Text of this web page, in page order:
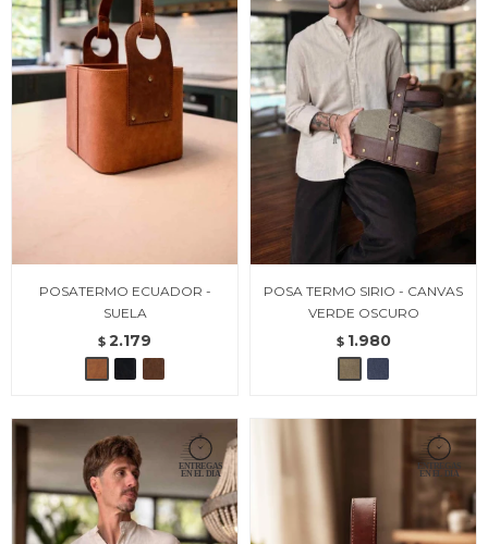
POSATERMO ECUADOR -
SUELA
$ 2.179
POSA TERMO SIRIO - CANVAS
VERDE OSCURO
$ 1.980